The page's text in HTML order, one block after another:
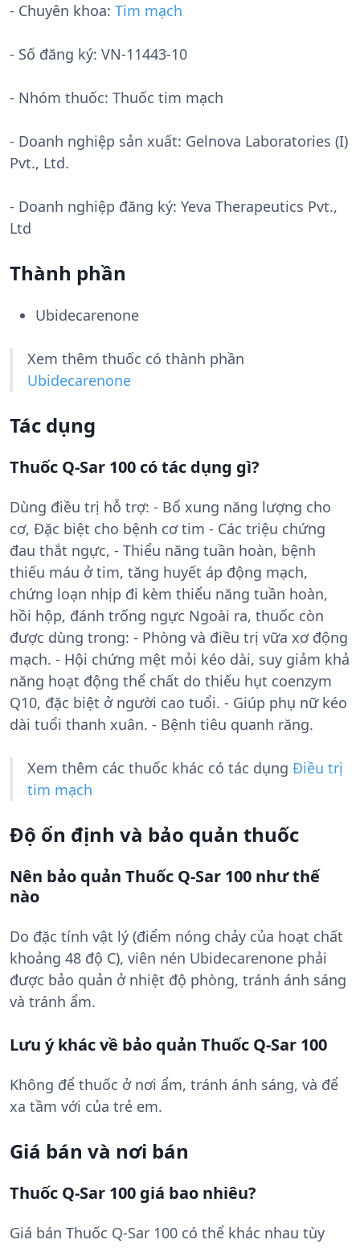
- Chuyên khoa: Tim mạch
- Số đăng ký: VN-11443-10
- Nhóm thuốc: Thuốc tim mạch
- Doanh nghiệp sản xuất: Gelnova Laboratories (I)
Pvt., Ltd.
- Doanh nghiệp đăng ký: Yeva Therapeutics Pvt.,
Ltd
Thành phần
Ubidecarenone
Xem thêm thuốc có thành phần
Ubidecarenone
Tác dụng
Thuốc Q-Sar 100 có tác dụng gì?
Dùng điều trị hỗ trợ: - Bổ xung năng lượng cho
cơ, Đặc biệt cho bệnh cơ tim - Các triệu chứng
đau thắt ngực, - Thiểu năng tuần hoàn, bệnh
thiếu máu ở tim, tăng huyết áp động mạch,
chứng loạn nhịp đi kèm thiểu năng tuần hoàn,
hồi hộp, đánh trống ngực Ngoài ra, thuốc còn
được dùng trong: - Phòng và điều trị vữa xơ động
mạch. - Hội chứng mệt mỏi kéo dài, suy giảm khả
năng hoạt động thể chất do thiếu hụt coenzym
Q10, đặc biệt ở người cao tuổi. - Giúp phụ nữ kéo
dài tuổi thanh xuân. - Bệnh tiêu quanh răng.
Xem thêm các thuốc khác có tác dụng Điều trị
tim mạch
Độ ổn định và bảo quản thuốc
Nên bảo quản Thuốc Q-Sar 100 như thế
nào
Do đặc tính vật lý (điểm nóng chảy của hoạt chất
khoảng 48 độ C), viên nén Ubidecarenone phải
được bảo quản ở nhiệt độ phòng, tránh ánh sáng
và tránh ẩm.
Lưu ý khác về bảo quản Thuốc Q-Sar 100
Không để thuốc ở nơi ẩm, tránh ánh sáng, và để
xa tầm với của trẻ em.
Giá bán và nơi bán
Thuốc Q-Sar 100 giá bao nhiêu?
Giá bán Thuốc Q-Sar 100 có thể khác nhau tùy